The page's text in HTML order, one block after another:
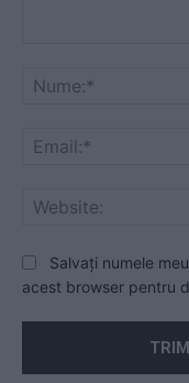
Salvați numele
acest browser pentru